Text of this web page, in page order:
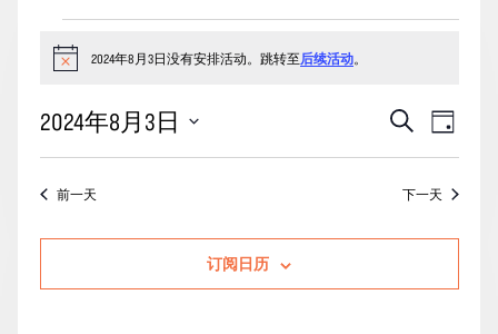
年
月
3
日
动
通
2024年8月3日没有安排活动。跳转至后续活动。
活
动
搜
索
和
搜
事
件
视
导
天
2024年8月3日
日
前一天 下一天
订阅日历